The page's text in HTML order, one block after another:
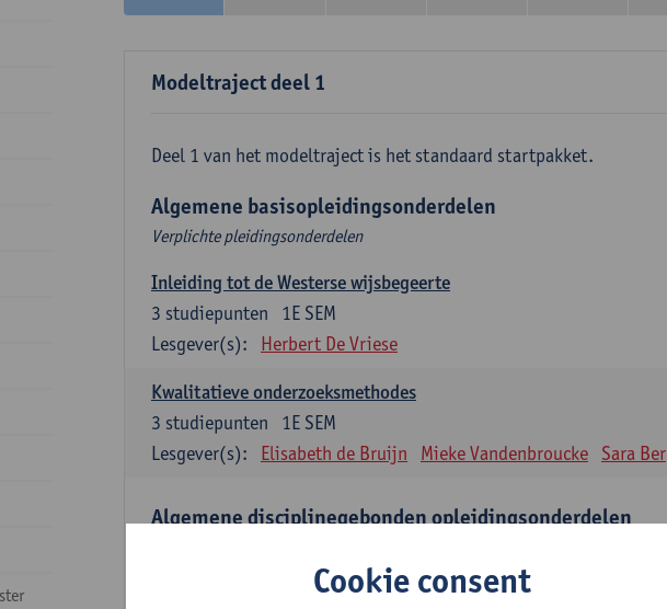
Modeltraject deel 1
Deel 1 van het modeltraject is het standaard startpakket.
Algemene basisopleidingsonderdelen
Verplichte pleidingsonderdelen
Inleiding tot de Westerse wijsbegeerte
1E SEM
3 studiepunten
Lesgever(s):
Herbert De Vriese
Kwalitatieve onderzoeksmethodes
1E SEM
3 studiepunten
Lesgever(s):
Elisabeth de Bruijn Mieke Vandenbroucke Sara
Algemene disciplinegebonden opleidingsonderdelen
Literatuur en diversiteitCookie consent